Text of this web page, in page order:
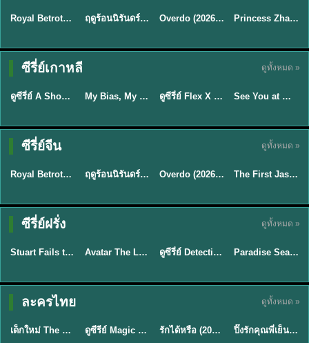
★9 Royal Betrothal (2026) สัญญาวิวาห์แห่งราชวงศ์ พากย์ไทย ซับไทย EP1-32 ★8.8 ฤดูร้อนนิรันดร์ (2026) Never-Ending Summer พากย์ไทย EP.1-29 Overdo (2026) รักเกินแค้น พากย์ไทย ซับไทย EP1-33 (จบ) ★8 Princess Zhaoyang องค์หญิงเจาหยาง (2026) พากย์ไทย ซับไทย EP.1-18
ซีรี่ย์เกาหลี ดูทั้งหมด »
★8 EP.16
พากย์ไทย
TH EP. 16
ดูซีรี่ย์ A Shop for Killers 2 ร้านลับนักฆ่า ซีซัน 2 (2026) ซับไทย-พากย์ไทย My Bias, My Boss เมื่อเมนฉันเป็นประธานบริษัท (2026) พากย์ไทย ซับไทย EP.1-12 ★8 EP.16
Sub EP. 16 | TH
ดูซีรี่ย์ Flex X Cop คุณชายสายสืบ (2024) พากย์ไทย-ซับไทย EP.1-16 (จบ) ★9
ซับไทย | พากย์
Sub EP. 8 | TH
See You at Work Tomorrow! เจอกันที่ออฟฟิศพรุ่งนี้นะ พากย์ไทย
ซีรี่ย์จีน ดูทั้งหมด »
★9
ซับไทย
Royal Betrothal (2026) สัญญาวิวาห์แห่งราชวงศ์ พากย์ไทย ซับไทย EP1-32 ★8.8 ฤดูร้อนนิรันดร์ (2026) Never-Ending Summer พากย์ไทย EP.1-29 Overdo (2026) รักเกินแค้น พากย์ไทย ซับไทย EP1-33 (จบ) ★9.7 EP.40
ซับไทย | พากย์
Sub EP. 40 | TH
The First Jasmine ชายาเคียงหทัย (2026) พากย์ไทย EP.1-40
ซีรี่ย์ฝรั่ง ดูทั้งหมด »
★8.8 EP.2
พากย์ไทย
TH EP. 2
Stuart Fails to Save the Universe (2026) สจ๊วตล่มแผนกู้จักรวาล พากย์ไทย EP1-10 ★7.8 EP.7Avatar The Last Airbender 2 เณรน้อยเจ้าอภินิหาร พากย์ไทย EP.9ดูซีรี่ย์ Detective Hole (2026) พากย์ไทย HD ฟรี อัปเดตล่าสุด Netflix EP.8
พากย์ไทย
Paradise Season 2 (2026) พากย์ไทย EP1-8 ดูซีรี่ย์ฝรั่ง HD ครบทุกตอน
ละครไทย ดูทั้งหมด »
★ 8 EP.6
พากย์ไทย
เด็กใหม่ The Reset 2026 EP1-6 พากย์ไทย ดูซีรี่ย์ Netflix ล่าสุด HD ดูซีรีย์ Magic Move (2026) ทำนายทายรัก Thai EP.1-10 HD รักได้หรือ (2026) YOUNG Let's Begin Again พากย์ไทย EP.1-19 ★8
พากย์ไทย
ปิ๊งรักคุณพี่เย็นชา (2026) Frozen Valentine EP.1-10 (จบ)